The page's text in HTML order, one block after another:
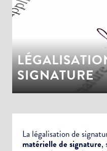
SIGNATURE
La légalisation de
matérielle de signature,